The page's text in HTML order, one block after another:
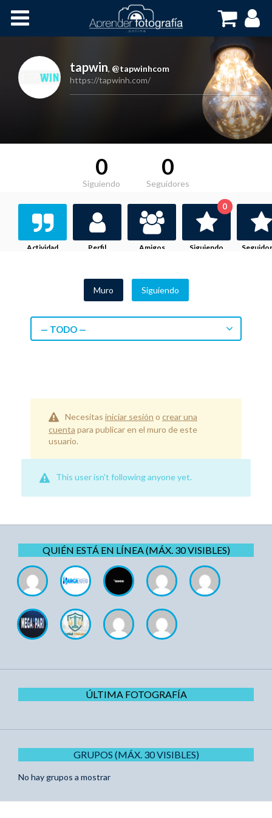
Cursos OnLine
tapwin, @tapwinhcom
https://tapwinh.com/
0
Siguiendo
0
Seguidores
Actividad Perfil Amigos Siguiendo
0
Muro Siguiendo
— TODO —
Necesitas iniciar sesión o crear una
cuenta para publicar en el muro de este
usuario.
This user isn't following anyone yet.
QUIÉN ESTÁ EN LÍNEA (MÁX. 30 VISIBLES)
ÚLTIMA FOTOGRAFÍA
GRUPOS (MÁX. 30 VISIBLES)
No hay grupos a mostrar